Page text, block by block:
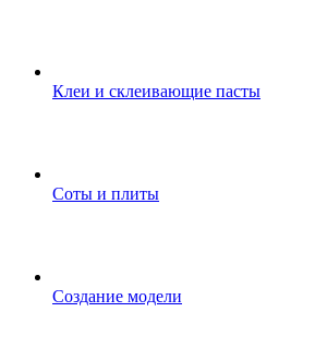
Клеи и склеивающие пасты
Соты и плиты
Создание модели